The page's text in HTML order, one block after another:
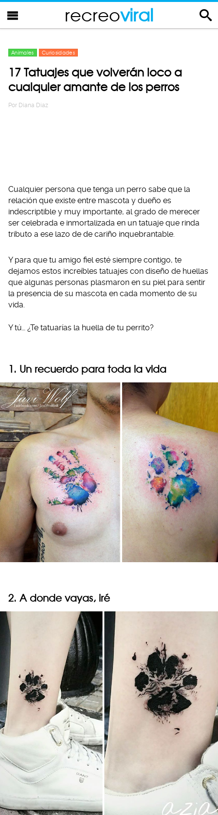
recreoviral
Animales Curiosidades
17 Tatuajes que volverán loco a
cualquier amante de los perros
Por Diana Diaz
Cualquier persona que tenga un perro sabe que la
relación que existe entre mascota y dueño es
indescriptible y muy importante, al grado de merecer
ser celebrada e inmortalizada en un tatuaje que rinda
tributo a ese lazo de de cariño inquebrantable.
Y para que tu amigo fiel esté siempre contigo, te
dejamos estos increíbles tatuajes con diseño de huellas
que algunas personas plasmaron en su piel para sentir
la presencia de su mascota en cada momento de su
vida.
Y tú… ¿Te tatuarías la huella de tu perrito?
1. Un recuerdo para toda la vida
2. A donde vayas, iré